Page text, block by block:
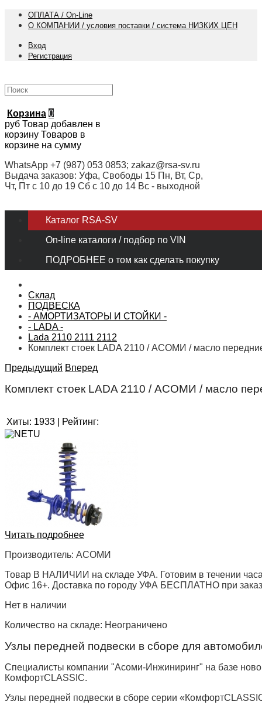
ОПЛАТА / On-Line
О КОМПАНИИ / условия поставки / система НИЗКИХ ЦЕН
Вход
Регистрация
Корзина 0
руб Товар добавлен в
корзину Товаров в
корзине на сумму
WhatsApp +7 (987) 053 0853; zakaz@rsa-sv.ru
Выдача заказов: Уфа, Свободы 15 Пн, Вт, Ср,
Чт, Пт с 10 до 19 Сб с 10 до 14 Вс - выходной
Каталог RSA-SV
On-line каталоги / подбор по VIN
ПОДРОБНЕЕ о том как сделать покупку
Склад
ПОДВЕСКА
- АМОРТИЗАТОРЫ И СТОЙКИ -
- LADA -
Lada 2110 2111 2112
Комплект стоек LADA 2110 / АСОМИ / масло
Предыдущий Вперед
Комплект стоек LADA 2110 / АСОМИ / масло
Хиты: 1933 Рейтинг:
Читать подробнее
Производитель: АСОМИ
Товар В НАЛИЧИИ на складе УФА. Готовим в течении
Офис 16+. Доставка по городу УФА БЕСПЛАТНО при
Нет в наличии
Количество на складе: Неограничено
Узлы передней подвески в сборе для
Специалисты компании "Асоми-Инжиниринг" на базе
КомфортCLASSIC.
Узлы передней подвески в сборе серии